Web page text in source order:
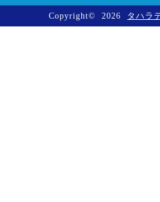
Copyright©2026 タハラ